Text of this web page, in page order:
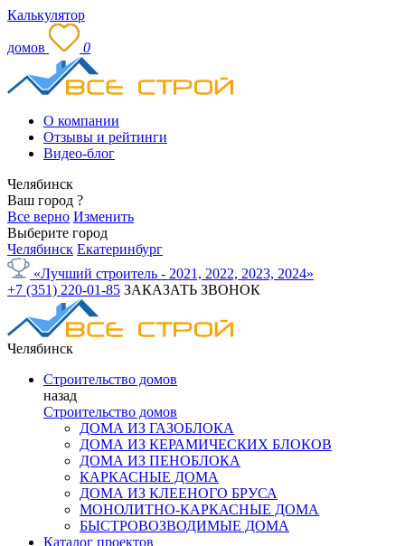
Калькулятор
домов 0
О компании
Отзывы и рейтинги
Видео-блог
Челябинск
Ваш город ?
Все верно Изменить
Выберите город
Челябинск Екатеринбург
«Лучший строитель - 2021, 2022, 2023, 2024»
+7 (351) 220-01-85 ЗАКАЗАТЬ ЗВОНОК
Челябинск
Строительство домов
назад
Строительство домов
ДОМА ИЗ ГАЗОБЛОКА
ДОМА ИЗ КЕРАМИЧЕСКИХ БЛОКОВ
ДОМА ИЗ ПЕНОБЛОКА
КАРКАСНЫЕ ДОМА
ДОМА ИЗ КЛЕЕНОГО БРУСА
МОНОЛИТНО-КАРКАСНЫЕ ДОМА
БЫСТРОВОЗВОДИМЫЕ ДОМА
Каталог проектов